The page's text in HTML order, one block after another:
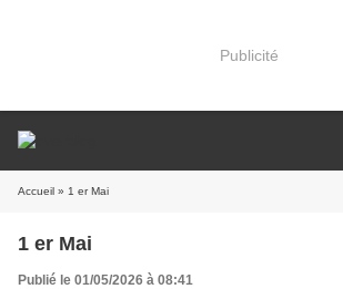
Publicité
Accueil » 1 er Mai
1 er Mai
Publié le 01/05/2026 à 08:41